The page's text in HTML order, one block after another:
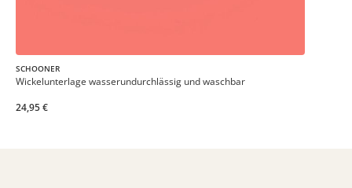
SCHOONER
Wickelunterlage wasserundurchlässig und waschbar
24,95 €